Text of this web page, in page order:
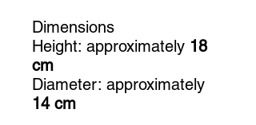
Dimensions
Height: approximately 18
cm
Diameter: approximately
14 cm